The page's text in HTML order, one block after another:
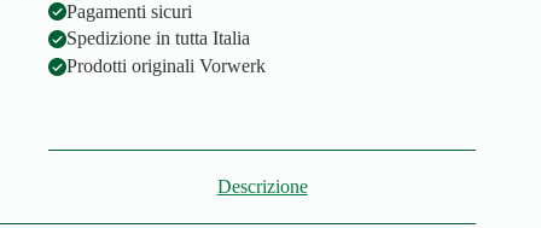
Pagamenti sicuri
Spedizione in tutta Italia
Prodotti originali Vorwerk
Descrizione